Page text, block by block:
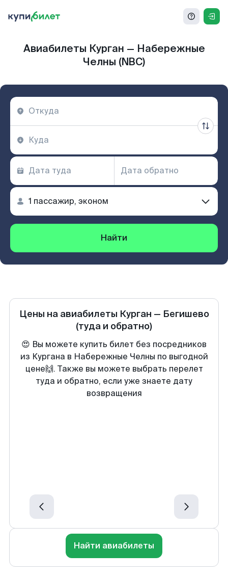
Авиабилеты Курган — Набережные
Челны (NBC)
Найти
Цены на авиабилеты Курган — Бегишево
(туда и обратно)
😍 Вы можете купить билет без посредников
из Кургана в Набережные Челны по выгодной
цене🙌. Также вы можете выбрать перелет
туда и обратно, если уже знаете дату
возвращения
Найти авиабилеты